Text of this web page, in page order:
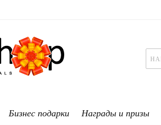
Бизнес подарки Награды и призы